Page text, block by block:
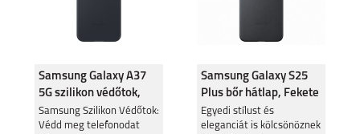
Samsung Galaxy A37
5G szilikon védőtok,
fekete
Samsung Szilikon Védőtok:
Védd meg telefonodat
Samsung Galaxy S25
Plus bőr hátlap, Fekete
Egyedi stílust és
eleganciát is kölcsönöznek